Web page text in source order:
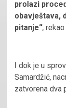
prolazi
obavještava,
pitanje“,
I dok je u
Samardžić,
zatvorena dva